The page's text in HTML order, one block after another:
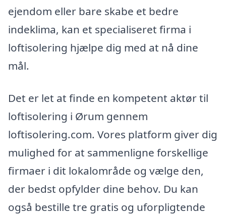
ejendom eller bare skabe et bedre
indeklima, kan et specialiseret firma i
loftisolering hjælpe dig med at nå dine
mål.
Det er let at finde en kompetent aktør til
loftisolering i Ørum gennem
loftisolering.com. Vores platform giver dig
mulighed for at sammenligne forskellige
firmaer i dit lokalområde og vælge den,
der bedst opfylder dine behov. Du kan
også bestille tre gratis og uforpligtende